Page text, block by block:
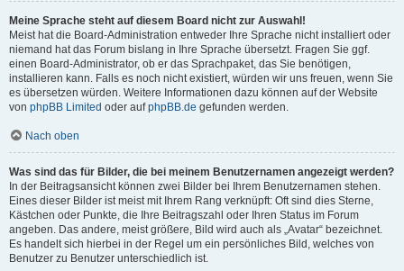
Meine Sprache steht auf diesem Board nicht zur Auswahl!
Meist hat die Board-Administration entweder Ihre Sprache nicht installiert oder
niemand hat das Forum bislang in Ihre Sprache übersetzt. Fragen Sie ggf.
einen Board-Administrator, ob er das Sprachpaket, das Sie benötigen,
installieren kann. Falls es noch nicht existiert, würden wir uns freuen, wenn Sie
es übersetzen würden. Weitere Informationen dazu können auf der Website
von phpBB Limited oder aufphpBB.de gefunden werden.
Nach oben
Was sind das für Bilder, die bei meinem Benutzernamen angezeigt werden?
In der Beitragsansicht können zwei Bilder bei Ihrem Benutzernamen stehen.
Eines dieser Bilder ist meist mit Ihrem Rang verknüpft: Oft sind dies Sterne,
Kästchen oder Punkte, die Ihre Beitragszahl oder Ihren Status im Forum
angeben. Das andere, meist größere, Bild wird auch als „Avatar“ bezeichnet.
Es handelt sich hierbei in der Regel um ein persönliches Bild, welches von
Benutzer zu Benutzer unterschiedlich ist.